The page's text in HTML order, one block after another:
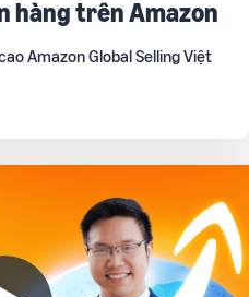
hàng trên Amazon
Amazon Global Selling Việt